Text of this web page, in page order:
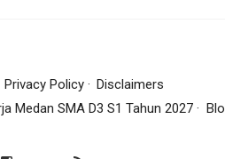
Privacy Policy
Disclaimers
Medan SMA D3 S1 Tahun 2027